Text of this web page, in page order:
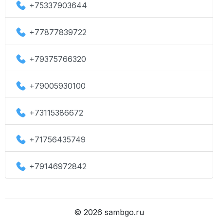
+75337903644
+77877839722
+79375766320
+79005930100
+73115386672
+71756435749
+79146972842
© 2026 sambgo.ru